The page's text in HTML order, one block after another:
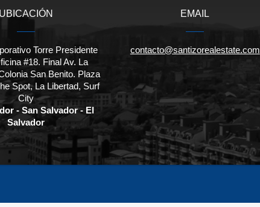
UBICACIÓN
Torre Presidente
#18. Final Av. La
San Benito. Plaza
Spot, La Libertad, Surf
City
- San Salvador - El
Salvador
EMAIL
contacto@santizorealestate.com